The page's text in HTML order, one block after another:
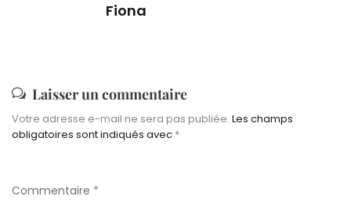
Fiona
Laisser un commentaire
Votre adresse e-mail ne sera pas publiée. Les champs
obligatoires sont indiqués avec *
Commentaire *